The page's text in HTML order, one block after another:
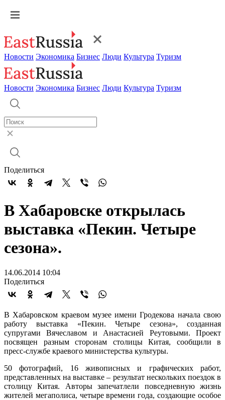
Новости Экономика Бизнес Люди Культура Туризм
Новости Экономика Бизнес Люди Культура Туризм
Поделиться
В Хабаровске открылась
выставка «Пекин. Четыре
сезона».
14.06.2014 10:04
Поделиться
В Хабаровском краевом музее имени Гродекова начала свою
работу выставка «Пекин. Четыре сезона», созданная
супругами Вячеславом и Анастасией Реутовыми. Проект
посвящен разным сторонам столицы Китая, сообщили в
пресс-службе краевого министерства культуры.
50 фотографий, 16 живописных и графических работ,
представленных на выставке – результат нескольких поездок в
столицу Китая. Авторы запечатлели повседневную жизнь
жителей мегаполиса, четыре времени года, создающие особое